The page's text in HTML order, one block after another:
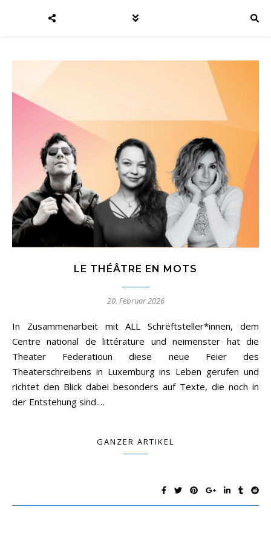
LE THÉÂTRE EN MOTS
20. Februar 2026
In Zusammenarbeit mit ALL Schrëftsteller*innen, dem
Centre national de littérature und neimënster hat die
Theater Federatioun diese neue Feier des
Theaterschreibens in Luxemburg ins Leben gerufen und
richtet den Blick dabei besonders auf Texte, die noch in
der Entstehung sind.…
GANZER ARTIKEL